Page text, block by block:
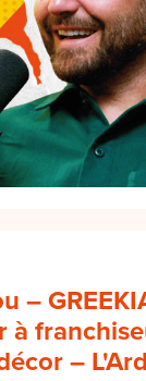
–
à
–